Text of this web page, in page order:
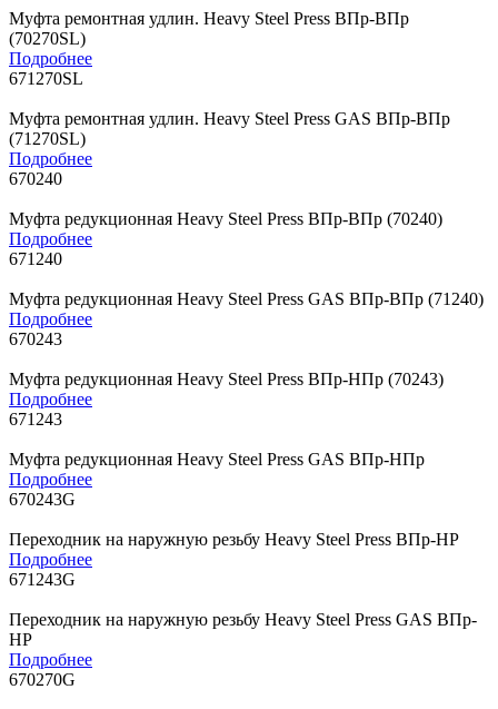
Муфта ремонтная удлин. Heavy Steel Press ВПр-BПр
(70270SL)
Подробнее
671270SL
Муфта ремонтная удлин. Heavy Steel Press GAS ВПр-ВПр
(71270SL)
Подробнее
670240
Муфта редукционная Heavy Steel Press ВПр-ВПр (70240)
Подробнее
671240
Муфта редукционная Heavy Steel Press GAS ВПр-ВПр (71240)
Подробнее
670243
Муфта редукционная Heavy Steel Press ВПр-НПр (70243)
Подробнее
671243
Муфта редукционная Heavy Steel Press GAS ВПр-НПр
Подробнее
670243G
Переходник на наружную резьбу Heavy Steel Press ВПр-НР
Подробнее
671243G
Переходник на наружную резьбу Heavy Steel Press GAS ВПр-
НР
Подробнее
670270G